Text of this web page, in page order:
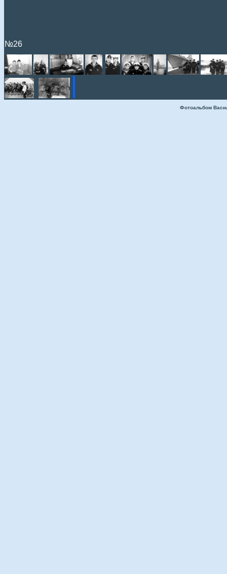
№26
Фотоальбом